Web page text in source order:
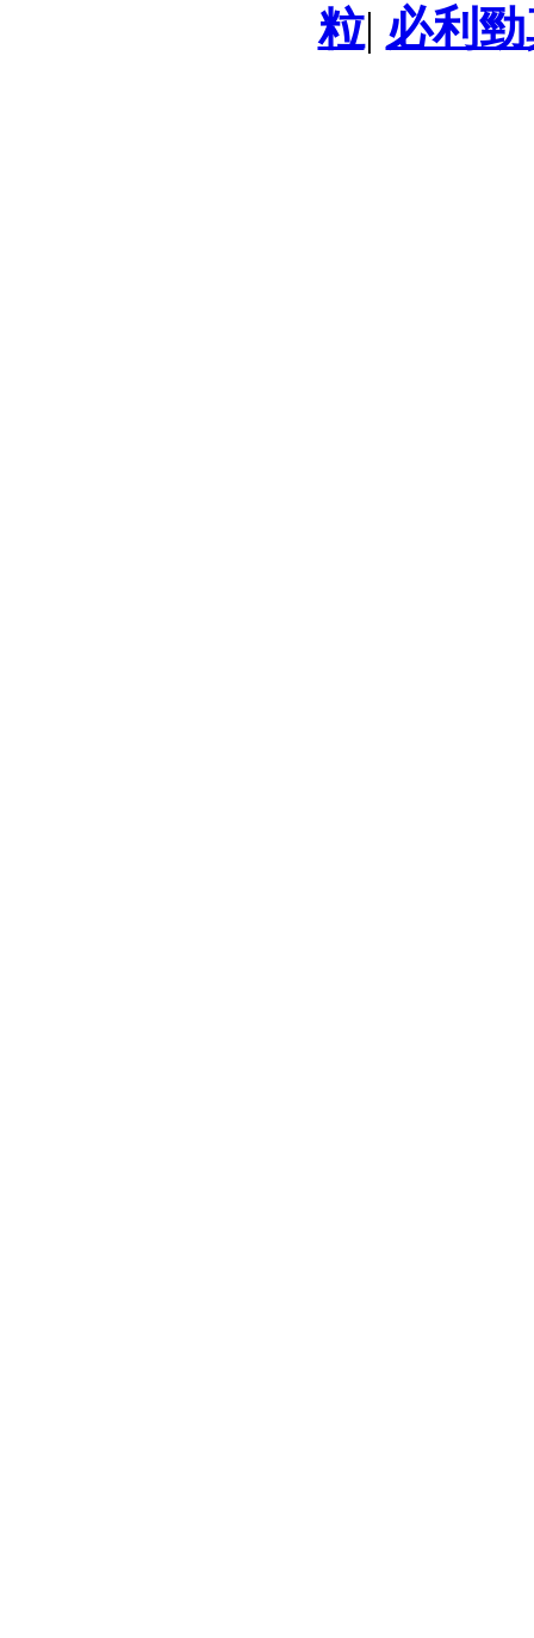
粒| 必利